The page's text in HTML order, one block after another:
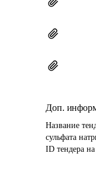
Доп.
Название
сульфата
ID тендера